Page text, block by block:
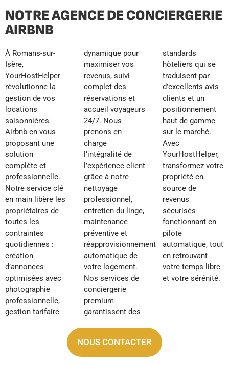
NOTRE AGENCE DE CONCIERGERIE
AIRBNB
À Romans-sur-
Isère,
YourHostHelper
révolutionne la
gestion de vos
locations
saisonnières
Airbnb en vous
proposant une
solution
complète et
professionnelle.
Notre service clé
en main libère les
propriétaires de
toutes les
contraintes
quotidiennes :
création
d’annonces
optimisées avec
photographie
professionnelle,
gestion tarifaire
dynamique pour
maximiser vos
revenus, suivi
complet des
réservations et
accueil voyageurs
24/7. Nous
prenons en
charge
l’intégralité de
l’expérience client
grâce à notre
nettoyage
professionnel,
entretien du linge,
maintenance
préventive et
réapprovisionnement
automatique de
votre logement.
Nos services de
conciergerie
premium
garantissent des
standards
hôteliers qui se
traduisent par
d’excellents avis
clients et un
positionnement
haut de gamme
sur le marché.
Avec
YourHostHelper,
transformez votre
propriété en
source de
revenus
sécurisés
fonctionnant en
pilote
automatique, tout
en retrouvant
votre temps libre
et votre sérénité.
NOUS CONTACTER